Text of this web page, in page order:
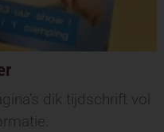
dik tijdschrift vol